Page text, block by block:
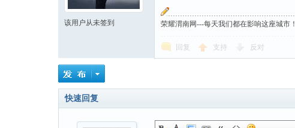
该用户从未签到 荣耀渭南网---每天我们都在影响这座城市！
回复 支持 反对
快速回复